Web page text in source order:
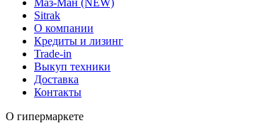
Sitrak
О компании
Кредиты и лизинг
Trade-in
Выкуп техники
Доставка
Контакты
О гипермаркете